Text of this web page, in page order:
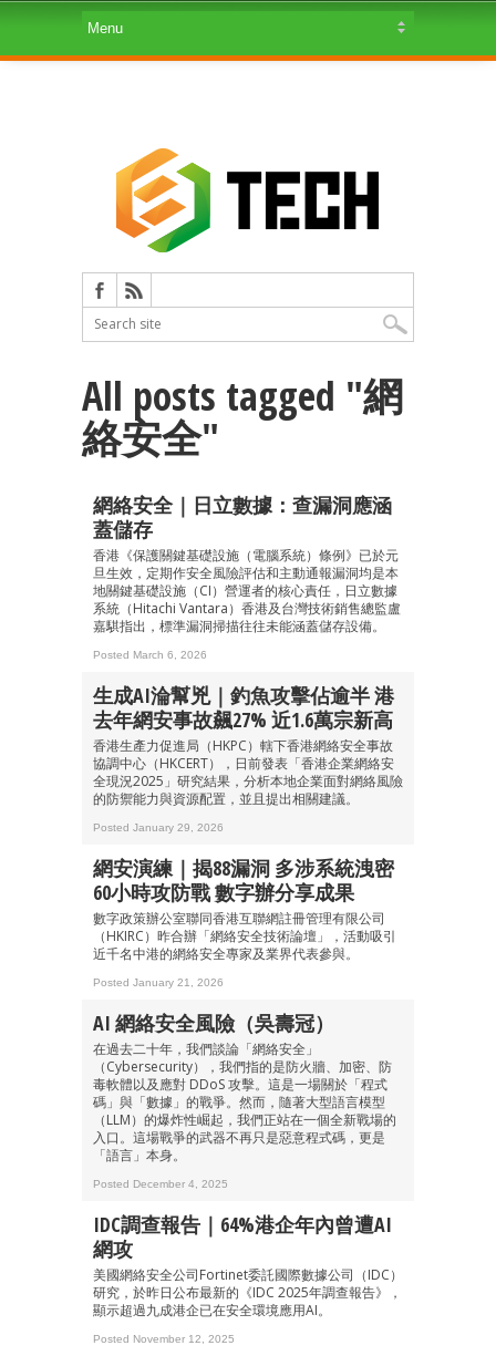
All posts tagged "網
絡安全"
網絡安全｜日立數據：查漏洞應涵
蓋儲存
香港《保護關鍵基礎設施（電腦系統）條例》已於元
旦生效，定期作安全風險評估和主動通報漏洞均是本
地關鍵基礎設施（CI）營運者的核心責任，日立數據
系統（Hitachi Vantara）香港及台灣技術銷售總監盧
嘉騏指出，標準漏洞掃描往往未能涵蓋儲存設備。
Posted March 6, 2026
生成AI淪幫兇｜釣魚攻擊佔逾半 港
去年網安事故飆27% 近1.6萬宗新高
香港生產力促進局（HKPC）轄下香港網絡安全事故
協調中心（HKCERT），日前發表「香港企業網絡安
全現況2025」研究結果，分析本地企業面對網絡風險
的防禦能力與資源配置，並且提出相關建議。
Posted January 29, 2026
網安演練｜揭88漏洞 多涉系統洩密
60小時攻防戰 數字辦分享成果
數字政策辦公室聯同香港互聯網註冊管理有限公司
（HKIRC）昨合辦「網絡安全技術論壇」，活動吸引
近千名中港的網絡安全專家及業界代表參與。
Posted January 21, 2026
AI 網絡安全風險（吳壽冠）
在過去二十年，我們談論「網絡安全」
（Cybersecurity），我們指的是防火牆、加密、防
毒軟體以及應對 DDoS 攻擊。這是一場關於「程式
碼」與「數據」的戰爭。然而，隨著大型語言模型
（LLM）的爆炸性崛起，我們正站在一個全新戰場的
入口。這場戰爭的武器不再只是惡意程式碼，更是
「語言」本身。
Posted December 4, 2025
IDC調查報告｜64%港企年內曾遭AI
網攻
美國網絡安全公司Fortinet委託國際數據公司（IDC）
研究，於昨日公布最新的《IDC 2025年調查報告》，
顯示超過九成港企已在安全環境應用AI。
Posted November 12, 2025